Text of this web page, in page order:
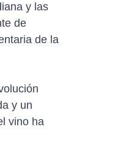
y las
de
de la
y un
vino ha